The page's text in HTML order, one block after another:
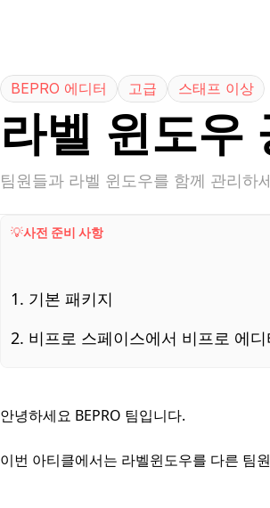
1
BEPRO 에디터 고급 스태프 이상
라벨 윈도우
팀원들과 라벨 윈도우를 함께 관리하
💡사전 준비 사항
1. 기본 패키지
2. 비프로 스페이스에서 비프로 에
안녕하세요 BEPRO 팀입니다.
이번 아티클에서는 라벨윈도우를 다른 팀